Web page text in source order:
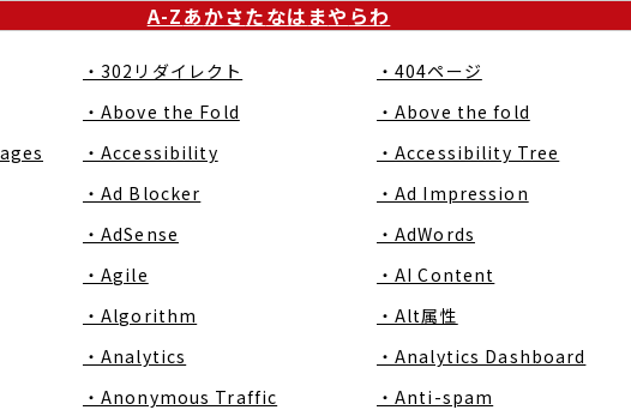
A-Zあかさたなは まや らわ
・302リダイレクト ・404ページ
・Above the Fold
・Above the fold
・Accessibility ・Accessibility Tree
・Ad Blocker
・Ad Impression
・AdSense
・AdWords
・Agile
・AI Content
・Algorithm
・Alt属性
・Analytics
・Analytics Dashboard
・Anonymous Traffic
・Anti-spam